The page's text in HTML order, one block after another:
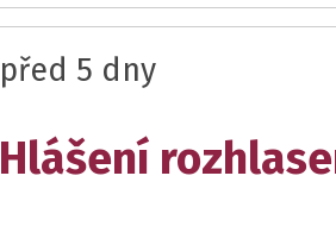
před 5 dny
Hlášení